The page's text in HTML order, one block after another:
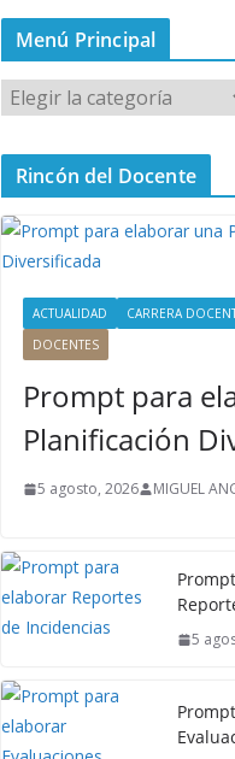
Menú Principal
M
e
n
P
i
Rincón del Docente
ACTUALIDAD CARRERA
DOCENTES
Prompt para
Planificación
5 agosto, 2026 MIGUEL
5